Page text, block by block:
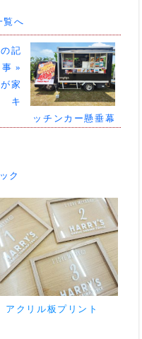
覧へ
記
事 »
家
キ
ッチンカー懸垂幕
ク
アクリル板プリント